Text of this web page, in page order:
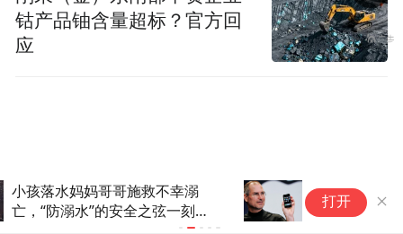
年轻人不想生孩子 可能还真因
为手机玩多了
打开
钴产品铀含量超标？官方回
应